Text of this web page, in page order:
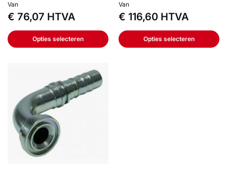
Van
€ 76,07 HTVA
Opties selecteren
Van
€ 116,60 HTVA
Opties selecteren